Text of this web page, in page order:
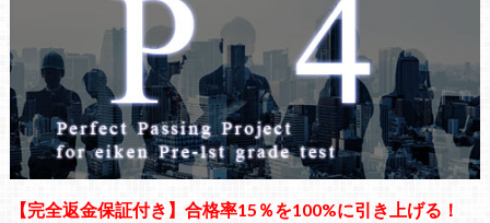
【完全返金保証付き】合格率15％を100%に引き上げる！